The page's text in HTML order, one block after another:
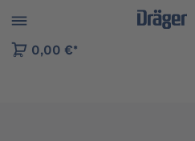
to B2B platform navigation
0,00 €*